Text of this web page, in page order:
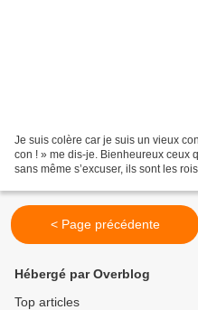
Je suis colère car je suis un vieux
con ! » me dis-je. Bienheureux ceux
sans même s’excuser, ils sont les
< Page précédente
Hébergé par Overblog
Top articles